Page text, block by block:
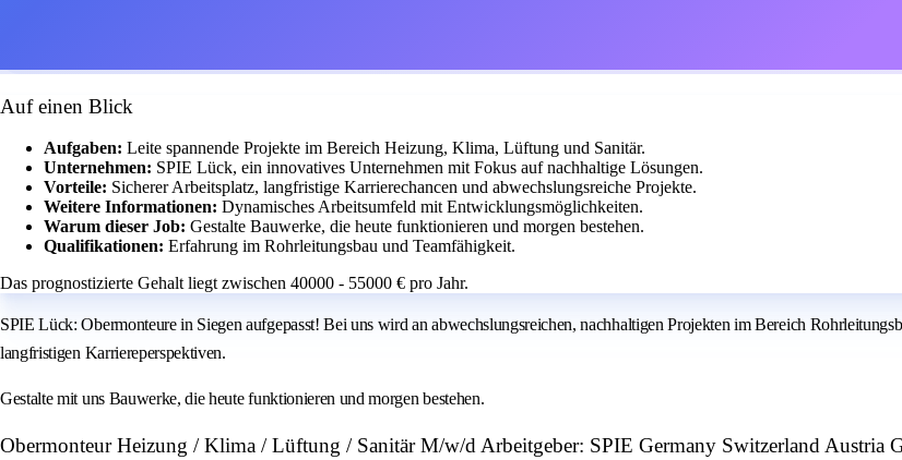
Auf einen Blick
Aufgaben: Leite spannende Projekte im Bereich Heizung, Klima, Lüftung und Sanitär.
Unternehmen: SPIE Lück, ein innovatives Unternehmen mit Fokus auf nachhaltige Lösungen.
Vorteile: Sicherer Arbeitsplatz, langfristige Karrierechancen und abwechslungsreiche Projekte.
Weitere Informationen: Dynamisches Arbeitsumfeld mit Entwicklungsmöglichkeiten.
Warum dieser Job: Gestalte Bauwerke, die heute funktionieren und morgen bestehen.
Qualifikationen: Erfahrung im Rohrleitungsbau und Teamfähigkeit.
Das prognostizierte Gehalt liegt zwischen 40000 - 55000 € pro Jahr.
SPIE Lück: Obermonteure in Siegen aufgepasst! Bei uns wird an abwechslungsreichen, nachhaltigen Projekten im Bereich
langfristigen Karriereperspektiven.
Gestalte mit uns Bauwerke, die heute funktionieren und morgen bestehen.
Obermonteur Heizung / Klima / Lüftung / Sanitär M/w/d Arbeitgeber: SPIE Germany Switzerland Austria